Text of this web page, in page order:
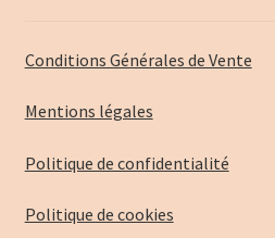
Conditions Générales de Vente
Mentions légales
Politique de confidentialité
Politique de cookies